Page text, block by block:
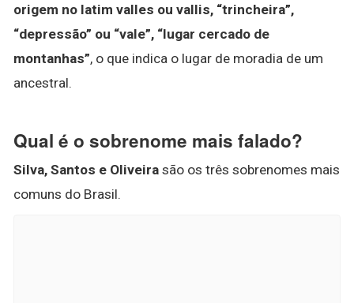
origem no latim valles ou vallis, “trincheira”,
“depressão” ou “vale”, “lugar cercado de
montanhas”, o que indica o lugar de moradia de um
ancestral.
Qual é o sobrenome mais falado?
Silva, Santos e Oliveira são os três sobrenomes mais
comuns do Brasil.